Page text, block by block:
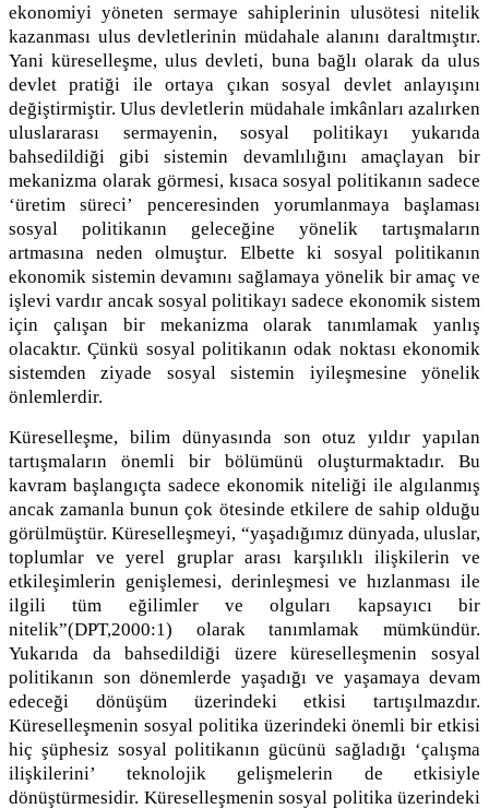
ekonomiyi yöneten sermaye sahiplerinin ulusötesi nitelik
kazanması ulus devletlerinin müdahale alanını daraltmıştır.
Yani küreselleşme, ulus devleti, buna bağlı olarak da ulus
devlet pratiği ile ortaya çıkan sosyal devlet anlayışını
değiştirmiştir. Ulus devletlerin müdahale imkânları azalırken
uluslararası sermayenin, sosyal politikayı yukarıda
bahsedildiği gibi sistemin devamlılığını amaçlayan bir
mekanizma olarak görmesi, kısaca sosyal politikanın sadece
‘üretim süreci’ penceresinden yorumlanmaya başlaması
sosyal politikanın geleceğine yönelik tartışmaların
artmasına neden olmuştur. Elbette ki sosyal politikanın
ekonomik sistemin devamını sağlamaya yönelik bir amaç ve
işlevi vardır ancak sosyal politikayı sadece ekonomik sistem
için çalışan bir mekanizma olarak tanımlamak yanlış
olacaktır. Çünkü sosyal politikanın odak noktası ekonomik
sistemden ziyade sosyal sistemin iyileşmesine yönelik
önlemlerdir.
Küreselleşme, bilim dünyasında son otuz yıldır yapılan
tartışmaların önemli bir bölümünü oluşturmaktadır. Bu
kavram başlangıçta sadece ekonomik niteliği ile algılanmış
ancak zamanla bunun çok ötesinde etkilere de sahip olduğu
görülmüştür. Küreselleşmeyi, “yaşadığımız dünyada, uluslar,
toplumlar ve yerel gruplar arası karşılıklı ilişkilerin ve
etkileşimlerin genişlemesi, derinleşmesi ve hızlanması ile
ilgili tüm eğilimler ve olguları kapsayıcı bir
nitelik”(DPT,2000:1) olarak tanımlamak mümkündür.
Yukarıda da bahsedildiği üzere küreselleşmenin sosyal
politikanın son dönemlerde yaşadığı ve yaşamaya devam
edeceği dönüşüm üzerindeki etkisi tartışılmazdır.
Küreselleşmenin sosyal politika üzerindeki önemli bir etkisi
hiç şüphesiz sosyal politikanın gücünü sağladığı ‘çalışma
ilişkilerini’ teknolojik gelişmelerin de etkisiyle
dönüştürmesidir. Küreselleşmenin sosyal politika üzerindeki